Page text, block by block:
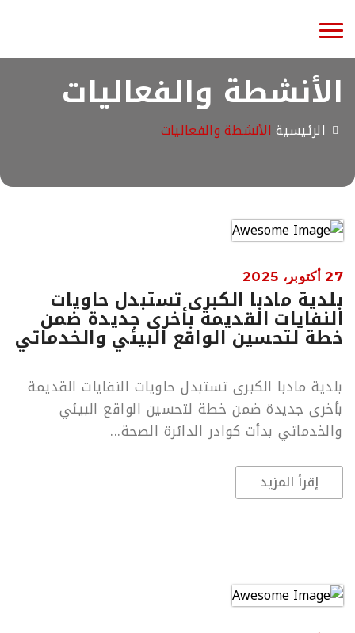
Toggle
navigation
الأنشطة والفعاليات
الرئيسية الأنشطة والفعاليات
27 أكتوبر، 2025
بلدية مادبا الكبرى تستبدل حاويات
النفايات القديمة بأخرى جديدة ضمن
خطة لتحسين الواقع البيئي والخدماتي
بلدية مادبا الكبرى تستبدل حاويات النفايات القديمة
بأخرى جديدة ضمن خطة لتحسين الواقع البيئي
والخدماتي بدأت كوادر الدائرة الصحة...
إقرأ المزيد